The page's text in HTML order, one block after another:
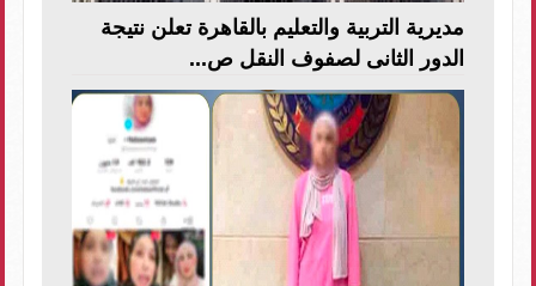
مديرية التربية والتعليم بالقاهرة تعلن نتيجة
الدور الثانى لصفوف النقل ص...